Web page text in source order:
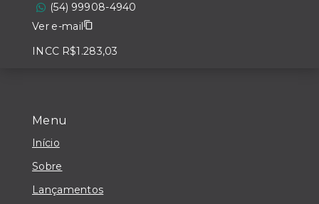
Menu
Início
Sobre
Lançamentos
(54) 99908-4940
Ver e-mail
INCC R$1.283,03